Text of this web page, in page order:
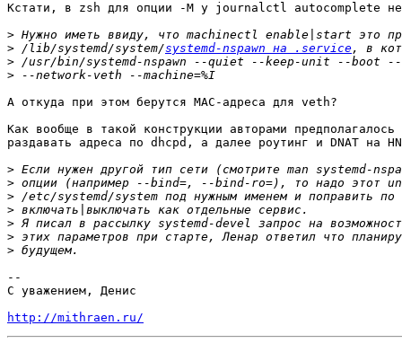
Кстати, в zsh для опции -M у journalctl autocomplete
>
> /lib/systemd/system/systemd-nspawn на .service
>
>
А откуда при этом берутся MAC-адреса для veth?
Как вообще в такой конструкции авторами
раздавать адреса по dhcpd, а далее роутинг и DNAT на
>
>
>
>
>
>
>
--
С уважением, Денис
http://mithraen.ru/